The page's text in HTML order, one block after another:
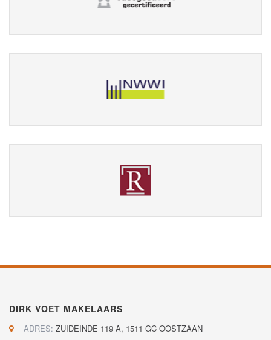
DIRK VOET MAKELAARS
ADRES: ZUIDEINDE 119 A, 1511 GC OOSTZAAN